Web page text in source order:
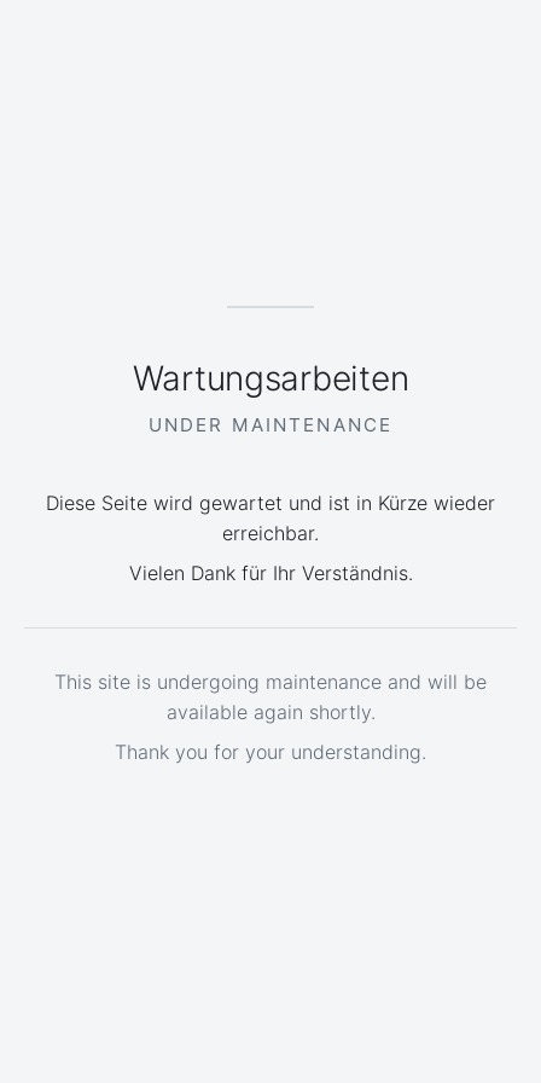
Wartungsarbeiten
UNDER MAINTENANCE
Diese Seite wird gewartet und ist in Kürze wieder
erreichbar.
Vielen Dank für Ihr Verständnis.
This site is undergoing maintenance and will be
available again shortly.
Thank you for your understanding.